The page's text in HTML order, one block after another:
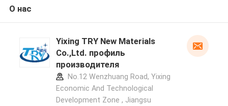
О нас
Yixing TRY New Materials
Co.,Ltd. профиль
производителя
No.12 Wenzhuang Road, Yixing
Economic And Technological
Development Zone , Jiangsu